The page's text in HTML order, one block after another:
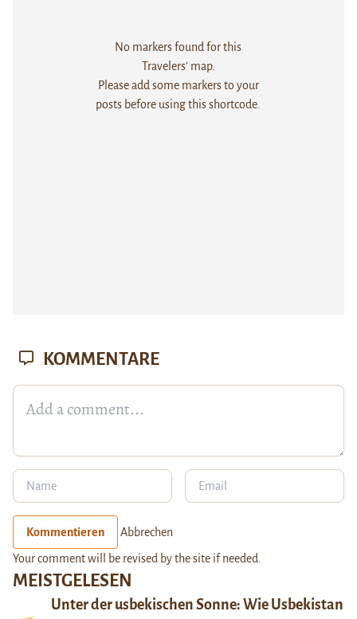
No markers found for this
Travelers' map.
Please add some markers to your
posts before using this shortcode.
MEISTGELESEN
Unter der usbekischen Sonne: Wie Usbekistan
KOMMENTARE
Kommentieren Abbrechen
Your comment will be revised by the site if needed.